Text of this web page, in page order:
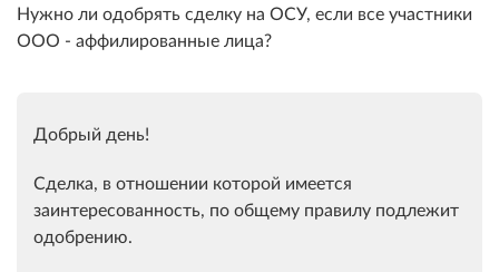
Нужно ли одобрять сделку на ОСУ, если все участники
ООО - аффилированные лица?
Добрый день!
Сделка, в отношении которой имеется
заинтересованность, по общему правилу подлежит
одобрению.